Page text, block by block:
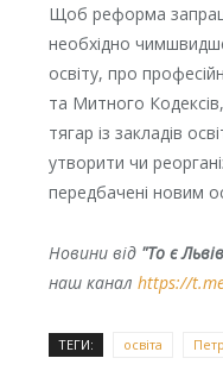
Щоб реформа
необхідно
освіту, про
та Митного
тягар із закладів
утворити чи
передбачені новим
Новини від "То є
наш канал https://
ТЕГИ: освіта